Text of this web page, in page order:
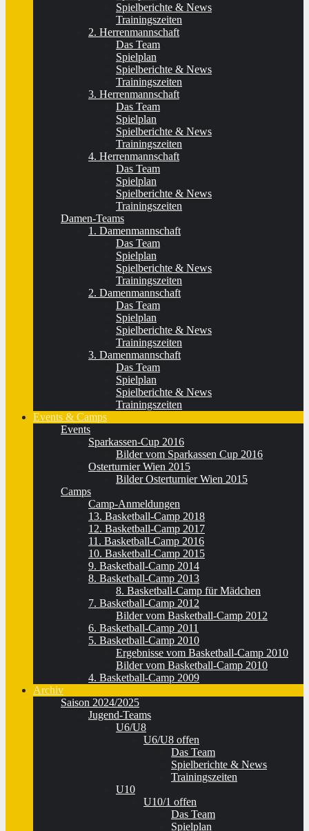
Spielberichte & News
Trainingszeiten
2. Herrenmannschaft
Das Team
Spielplan
Spielberichte & News
Trainingszeiten
3. Herrenmannschaft
Das Team
Spielplan
Spielberichte & News
Trainingszeiten
4. Herrenmannschaft
Das Team
Spielplan
Spielberichte & News
Trainingszeiten
Damen-Teams
1. Damenmannschaft
Das Team
Spielplan
Spielberichte & News
Trainingszeiten
2. Damenmannschaft
Das Team
Spielplan
Spielberichte & News
Trainingszeiten
3. Damenmannschaft
Das Team
Spielplan
Spielberichte & News
Trainingszeiten
Events & Camps
Events
Sparkassen-Cup 2016
Bilder vom Sparkassen Cup 2016
Osterturnier Wien 2015
Bilder Osterturnier Wien 2015
Camps
Camp-Anmeldungen
13. Basketball-Camp 2018
12. Basketball-Camp 2017
11. Basketball-Camp 2016
10. Basketball-Camp 2015
9. Basketball-Camp 2014
8. Basketball-Camp 2013
8. Basketball-Camp für Mädchen
7. Basketball-Camp 2012
Bilder vom Basketball-Camp 2012
6. Basketball-Camp 2011
5. Basketball-Camp 2010
Ergebnisse vom Basketball-Camp 2010
Bilder vom Basketball-Camp 2010
4. Basketball-Camp 2009
Archiv
Saison 2024/2025
Jugend-Teams
U6/U8
U6/U8 offen
Das Team
Spielberichte & News
Trainingszeiten
U10
U10/1 offen
Das Team
Spielplan